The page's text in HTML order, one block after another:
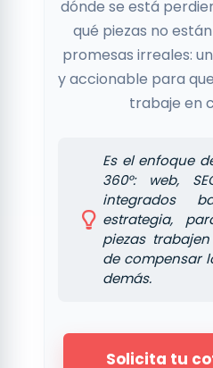
dónde se está
qué piezas no
promesas irreales:
y accionable para
trabaje en
Es el enfoque
360°: web,
integrados
estrategia,
piezas
de compensar
demás.
Solicita tu